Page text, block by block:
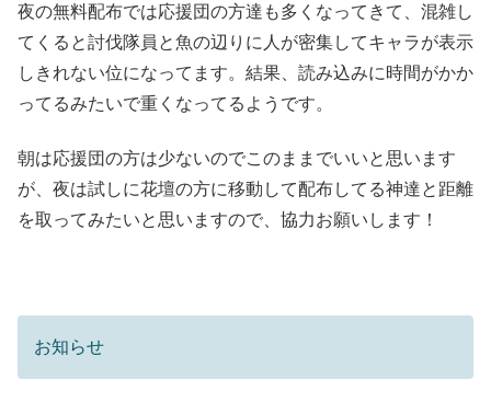
夜の無料配布では応援団の方達も多くなってきて、混雑し
てくると討伐隊員と魚の辺りに人が密集してキャラが表示
しきれない位になってます。結果、読み込みに時間がかか
ってるみたいで重くなってるようです。
朝は応援団の方は少ないのでこのままでいいと思います
が、夜は試しに花壇の方に移動して配布してる神達と距離
を取ってみたいと思いますので、協力お願いします！
お知らせ